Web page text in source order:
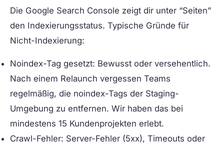
Die Google Search Console zeigt dir unter “Seiten”
den Indexierungsstatus. Typische Gründe für
Nicht-Indexierung:
Noindex-Tag gesetzt: Bewusst oder versehentlich.
Nach einem Relaunch vergessen Teams
regelmäßig, die noindex-Tags der Staging-
Umgebung zu entfernen. Wir haben das bei
mindestens 15 Kundenprojekten erlebt.
Crawl-Fehler: Server-Fehler (5xx), Timeouts oder